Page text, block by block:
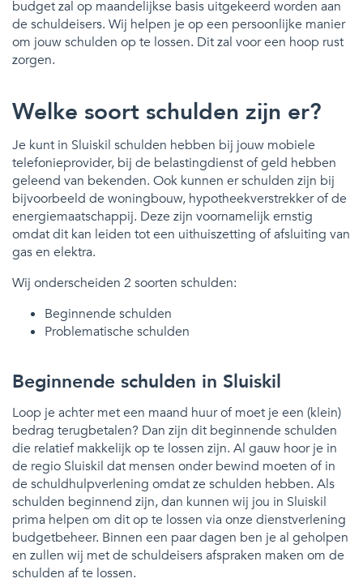
budget zal op maandelijkse basis uitgekeerd worden aan
de schuldeisers. Wij helpen je op een persoonlijke manier
om jouw schulden op te lossen. Dit zal voor een hoop rust
zorgen.
Welke soort schulden zijn er?
Je kunt in Sluiskil schulden hebben bij jouw mobiele
telefonieprovider, bij de belastingdienst of geld hebben
geleend van bekenden. Ook kunnen er schulden zijn bij
bijvoorbeeld de woningbouw, hypotheekverstrekker of de
energiemaatschappij. Deze zijn voornamelijk ernstig
omdat dit kan leiden tot een uithuiszetting of afsluiting van
gas en elektra.
Wij onderscheiden 2 soorten schulden:
Beginnende schulden
Problematische schulden
Beginnende schulden in Sluiskil
Loop je achter met een maand huur of moet je een (klein)
bedrag terugbetalen? Dan zijn dit beginnende schulden
die relatief makkelijk op te lossen zijn. Al gauw hoor je in
de regio Sluiskil dat mensen onder bewind moeten of in
de schuldhulpverlening omdat ze schulden hebben. Als
schulden beginnend zijn, dan kunnen wij jou in Sluiskil
prima helpen om dit op te lossen via onze dienstverlening
budgetbeheer. Binnen een paar dagen ben je al geholpen
en zullen wij met de schuldeisers afspraken maken om de
schulden af te lossen.